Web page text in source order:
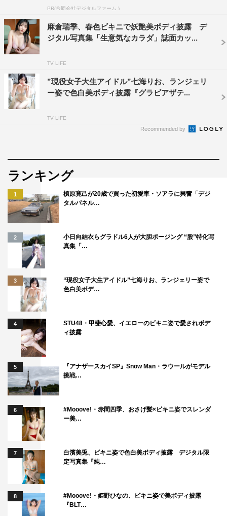
PR(合同会社デジタルファーム )
麻倉瑞季、春色ビキニで妖艶美ボディ披露 デ
ジタル写真集「生意気なカラダ」誌面カッ...
TV LIFE
”現役女子大生アイドル”七海りお、ランジェリ
ー姿で色白美ボディ披露『グラビアザテ...
TV LIFE
Recommended by
ランキング
1
槙原寛己が20歳で買った初愛車・ソアラに興奮「デジ
タルパネル…
2
小日向結衣らグラドル6人が大胆ポージング “股”特化写
真集「…
3
“現役女子大生アイドル”七海りお、ランジェリー姿で
色白美ボデ…
4
STU48・甲斐心愛、イエローのビキニ姿で愛されボデ
ィ披露
5
『アナザースカイSP』Snow Man・ラウールがモデル
挑戦…
6
#Mooove!・赤間四季、おさげ髪×ビキニ姿でスレンダ
ー美…
7
白濱美兎、ビキニ姿で色白美ボディ披露 デジタル限
定写真集『純…
8
#Mooove!・姫野ひなの、ビキニ姿で美ボディ披露
『BLT…